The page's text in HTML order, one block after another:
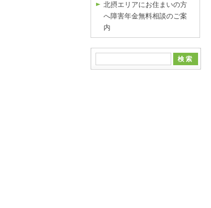
北摂エリアにお住まいの方
へ障害年金無料相談のご案
内